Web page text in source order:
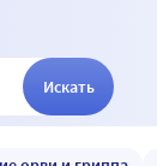
Искать